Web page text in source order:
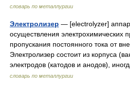
словарь по металлургии
Электролизер — [electrolyzer]
осуществления электрохимических
пропускания постоянного тока от
Электролизер состоит из корпуса
электродов (катодов и анодов),
словарь по металлургии